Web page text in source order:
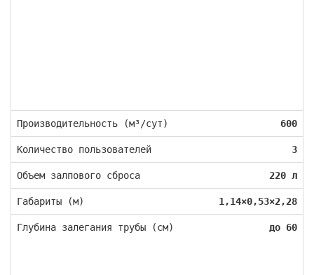
Производительность (м³/сут) 600
Количество пользователей 3
Объем залпового сброса 220 л
Габариты (м) 1,14×0,53×2,28
Глубина залегания трубы (см) до 60